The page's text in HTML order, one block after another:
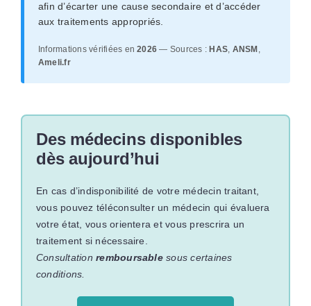
afin d’écarter une cause secondaire et d’accéder
aux traitements appropriés.
Informations vérifiées en2026 — Sources : HAS, ANSM ,
Ameli.fr
Des médecins disponibles
dès aujourd’hui
En cas d’indisponibilité de votre médecin traitant,
vous pouvez téléconsulter un médecin qui évaluera
votre état, vous orientera et vous prescrira un
traitement si nécessaire.
Consultationremboursablesous certaines
conditions.